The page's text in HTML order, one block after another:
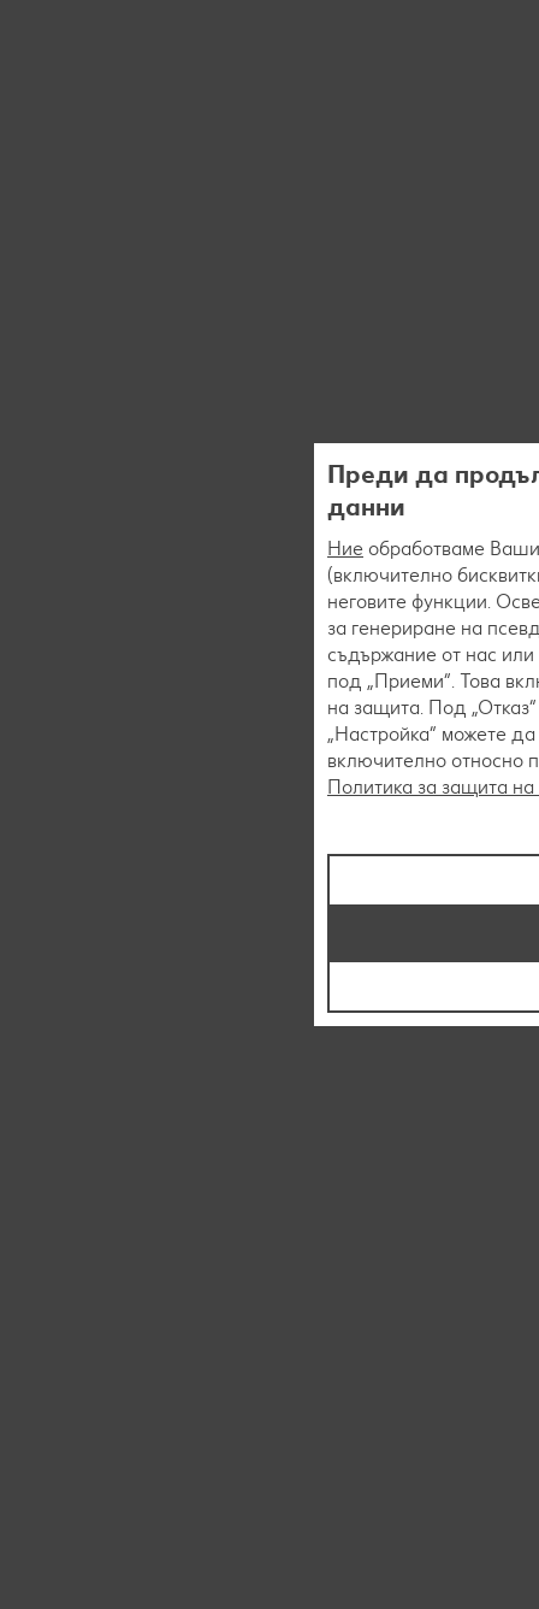
Преди да
данни
Ние обработваме
(включително
неговите функции.
за генериране на
съдържание от нас или
под „Приеми“. Това
на защита. Под
„Настройка“ можете
включително относно
Политика за защита